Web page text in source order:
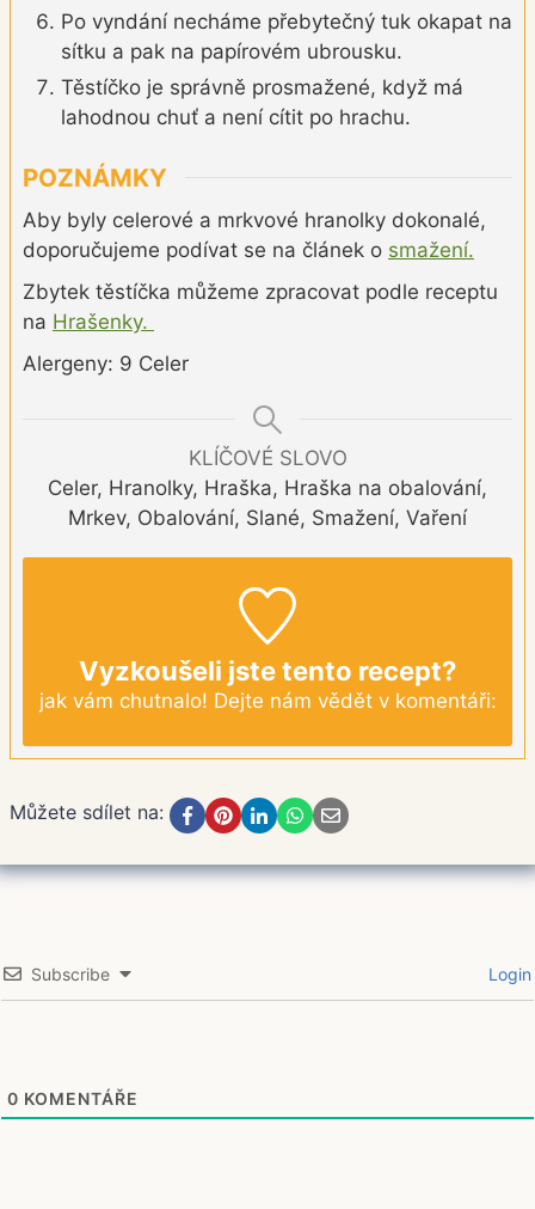
Po vyndání necháme přebytečný tuk okapat na
sítku a pak na papírovém ubrousku.
Těstíčko je správně prosmažené, když má
lahodnou chuť a není cítit po hrachu.
POZNÁMKY
Aby byly celerové a mrkvové hranolky dokonalé,
doporučujeme podívat se na článek o smažení.
Zbytek těstíčka můžeme zpracovat podle receptu
na Hrašenky.
Alergeny: 9 Celer
KLÍČOVÉ SLOVO
Celer, Hranolky, Hraška, Hraška na obalování,
Mrkev, Obalování, Slané, Smažení, Vaření
Vyzkoušeli jste tento recept?
jak vám chutnalo! Dejte nám vědět v komentáři:
Můžete sdílet na:
Subscribe Login
0 KOMENTÁŘE